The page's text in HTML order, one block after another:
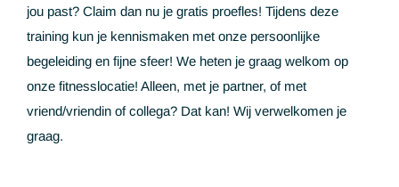
jou past? Claim dan nu je gratis proefles! Tijdens deze
training kun je kennismaken met onze persoonlijke
begeleiding en fijne sfeer! We heten je graag welkom op
onze fitnesslocatie! Alleen, met je partner, of met
vriend/vriendin of collega? Dat kan! Wij verwelkomen je
graag.